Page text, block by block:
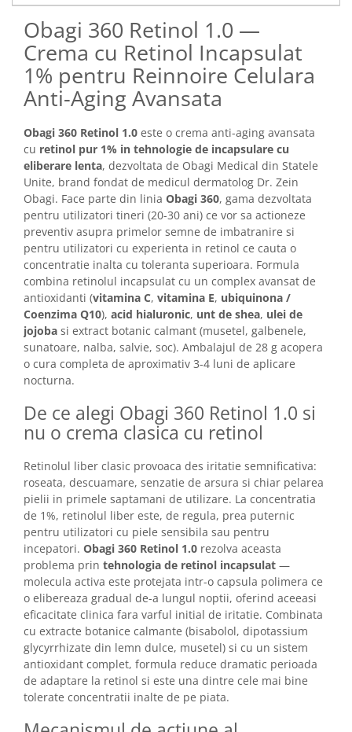
Energie & Performanta
Imunitate & Vitalitate
Longevitate & Regenerare
Superalimente & Detox
STRATPHARMA
ZO SKIN HEALTH
ACNEE - ROZACEE
ANTI-AGING
CURATARE - EXFOLIERE
HIDRATARE
ILUMINARE
INGRIJIREA OCHILOR
INGRIJIREA PIELII CORPULUI
PROTECTIE SOLARA
SETURI / KITURI
Obagi 360 Retinol 1.0 —
Crema cu Retinol Incapsulat
1% pentru Reinnoire Celulara
Anti-Aging Avansata
Obagi 360 Retinol 1.0 este o crema anti-aging avansata
cu retinol pur 1% in tehnologie de incapsulare cu
eliberare lenta, dezvoltata de Obagi Medical din Statele
Unite, brand fondat de medicul dermatolog Dr. Zein
Obagi. Face parte din linia Obagi 360, gama dezvoltata
pentru utilizatori tineri (20-30 ani) ce vor sa actioneze
preventiv asupra primelor semne de imbatranire si
pentru utilizatori cu experienta in retinol ce cauta o
concentratie inalta cu toleranta superioara. Formula
combina retinolul incapsulat cu un complex avansat de
antioxidanti (vitamina C, vitamina E, ubiquinona /
Coenzima Q10), acid hialuronic, unt de shea, ulei de
jojoba si extract botanic calmant (musetel, galbenele,
sunatoare, nalba, salvie, soc). Ambalajul de 28 g acopera
o cura completa de aproximativ 3-4 luni de aplicare
nocturna.
De ce alegi Obagi 360 Retinol 1.0 si
nu o crema clasica cu retinol
Retinolul liber clasic provoaca des iritatie semnificativa:
roseata, descuamare, senzatie de arsura si chiar pelarea
pielii in primele saptamani de utilizare. La concentratia
de 1%, retinolul liber este, de regula, prea puternic
pentru utilizatori cu piele sensibila sau pentru
incepatori. Obagi 360 Retinol 1.0 rezolva aceasta
problema prin tehnologia de retinol incapsulat —
molecula activa este protejata intr-o capsula polimera ce
o elibereaza gradual de-a lungul noptii, oferind aceeasi
eficacitate clinica fara varful initial de iritatie. Combinata
cu extracte botanice calmante (bisabolol, dipotassium
glycyrrhizate din lemn dulce, musetel) si cu un sistem
antioxidant complet, formula reduce dramatic perioada
de adaptare la retinol si este una dintre cele mai bine
tolerate concentratii inalte de pe piata.